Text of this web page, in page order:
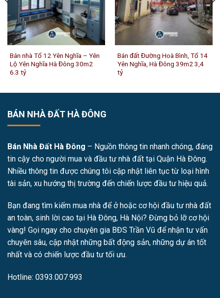
Bán nhà Tổ 12 Yên Nghĩa – Yên
Lộ Yên Nghĩa Hà Đông 30m2
6.3 tỷ
Bán đất Đường Hoà Bình, Tổ 14
Yên Nghĩa, Hà Đông 39m2 3,4
tỷ
BÁN NHÀ ĐẤT HÀ ĐÔNG
Bán Nhà Đất Hà Đông – Nguồn thông tin nhanh chóng, đáng
tin cậy cho người mua và đầu tư nhà đất tại Quận Hà Đông.
Nhiều thông tin được chúng tôi cập nhật liên tục từ loại hình
tài sản, xu hướng thị trường đến chiến lược đầu tư hiệu quả.
Bạn đang tìm kiếm mua nhà để ở hoặc cơ hội đầu tư nhà đất
an toàn, sinh lời cao tại Hà Đông, Hà Nội? Đừng bỏ lỡ cơ hội
vàng! Gọi ngay cho chuyên gia BĐS Trần Vũ để nhận tư vấn
chuyên sâu, cập nhật những bất động sản, những dự án tốt
nhất và có chiến lược đầu tư tối ưu.
Hotline: 0393.007.993